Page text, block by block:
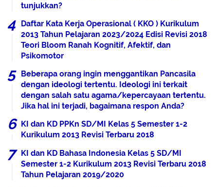
tunjukkan?
Daftar Kata Kerja Operasional ( KKO ) Kurikulum
2013 Tahun Pelajaran 2023/2024 Edisi Revisi 2018
Teori Bloom Ranah Kognitif, Afektif, dan
Psikomotor
Beberapa orang ingin menggantikan Pancasila
dengan ideologi tertentu. Ideologi ini terkait
dengan salah satu agama/kepercayaan tertentu.
Jika hal ini terjadi, bagaimana respon Anda?
KI dan KD PPKn SD/MI Kelas 5 Semester 1-2
Kurikulum 2013 Revisi Terbaru 2018
KI dan KD Bahasa Indonesia Kelas 5 SD/MI
Semester 1-2 Kurikulum 2013 Revisi Terbaru 2018
Tahun Pelajaran 2019/2020